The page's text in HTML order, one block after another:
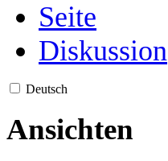
Seite
Diskussion
Deutsch
Ansichten